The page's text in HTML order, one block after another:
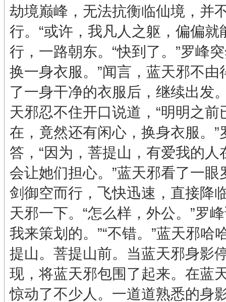
劫境巅峰，无法抗衡临仙境，并
行。“或许，我凡人之躯，偏偏
行，一路朝东。“快到了。”罗峰
换一身衣服。”闻言，蓝天邪不
了一身干净的衣服后，继续出发
天邪忍不住开口说道，“明明之
在，竟然还有闲心，换身衣服。
答，“因为，菩提山，有爱我的
会让她们担心。”蓝天邪看了一
剑御空而行，飞快迅速，直接降
天邪一下。“怎么样，外公。”罗
我来策划的。”“不错。”蓝天邪
提山。菩提山前。当蓝天邪身影
现，将蓝天邪包围了起来。在蓝
惊动了不少人。一道道熟悉的身